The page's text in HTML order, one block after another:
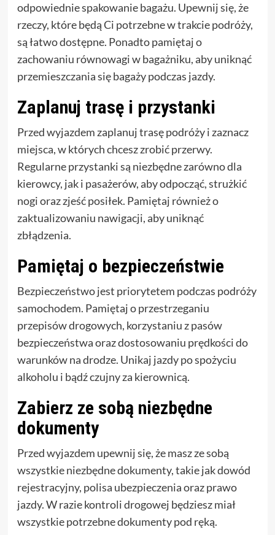
odpowiednie spakowanie bagażu. Upewnij się, że
rzeczy, które będą Ci potrzebne w trakcie podróży,
są łatwo dostępne. Ponadto pamiętaj o
zachowaniu równowagi w bagażniku, aby uniknąć
przemieszczania się bagaży podczas jazdy.
Zaplanuj trasę i przystanki
Przed wyjazdem zaplanuj trasę podróży i zaznacz
miejsca, w których chcesz zrobić przerwy.
Regularne przystanki są niezbędne zarówno dla
kierowcy, jak i pasażerów, aby odpocząć, strużkić
nogi oraz zjeść posiłek. Pamiętaj również o
zaktualizowaniu nawigacji, aby uniknąć
zbłądzenia.
Pamiętaj o bezpieczeństwie
Bezpieczeństwo jest priorytetem podczas podróży
samochodem. Pamiętaj o przestrzeganiu
przepisów drogowych, korzystaniu z pasów
bezpieczeństwa oraz dostosowaniu prędkości do
warunków na drodze. Unikaj jazdy po spożyciu
alkoholu i bądź czujny za kierownicą.
Zabierz ze sobą niezbędne
dokumenty
Przed wyjazdem upewnij się, że masz ze sobą
wszystkie niezbędne dokumenty, takie jak dowód
rejestracyjny, polisa ubezpieczenia oraz prawo
jazdy. W razie kontroli drogowej będziesz miał
wszystkie potrzebne dokumenty pod ręką.